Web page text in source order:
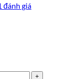
đánh giá